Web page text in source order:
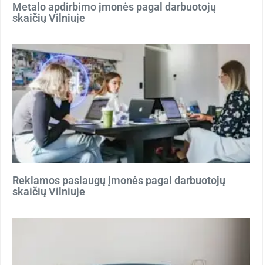
Metalo apdirbimo įmonės pagal darbuotojų
skaičių Vilniuje
Reklamos paslaugų įmonės pagal darbuotojų
skaičių Vilniuje